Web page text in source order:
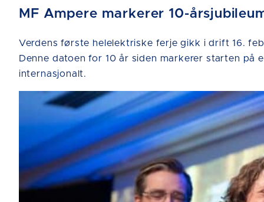
MF Ampere markerer 10-
Verdens første helelektriske ferje gikk i drift 16.
Denne datoen for 10 år siden markerer starten
internasjonalt.